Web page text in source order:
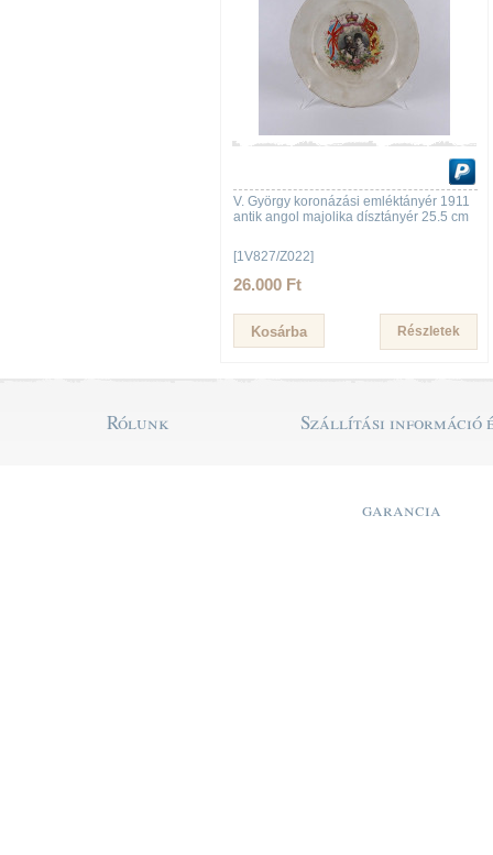
V. György koronázási emléktányér 1911
antik angol majolika dísztányér 25.5 cm
[1V827/Z022]
26.000 Ft
Részletek
Rólunk Szállítási információ
garancia